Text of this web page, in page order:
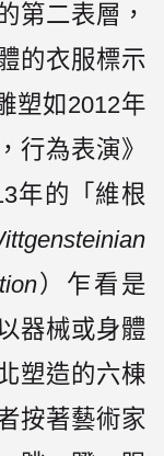
第二表層，
的衣服標示
塑如2012年
行為表演》
年的「維根
）乍看是
器械或身體
塑造的六棟
按著藝術家